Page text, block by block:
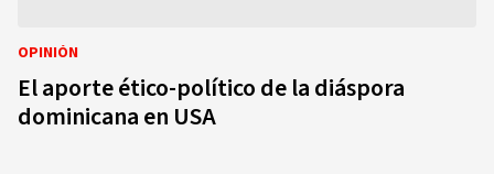
OPINIÓN
El aporte ético-político de la diáspora
dominicana en USA